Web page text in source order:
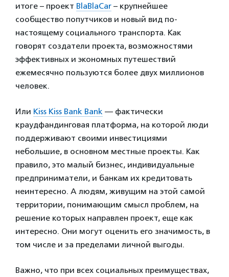
итоге – проект BlaBlaCar – крупнейшее
сообщество попутчиков и новый вид по-
настоящему социального транспорта. Как
говорят создатели проекта, возможностями
эффективных и экономных путешествий
ежемесячно пользуются более двух миллионов
человек.
Или Kiss Kiss Bank Bank — фактически
краудфандинговая платформа, на которой люди
поддерживают своими инвестициями
небольшие, в основном местные проекты. Как
правило, это малый бизнес, индивидуальные
предприниматели, и банкам их кредитовать
неинтересно. А людям, живущим на этой самой
территории, понимающим смысл проблем, на
решение которых направлен проект, еще как
интересно. Они могут оценить его значимость, в
том числе и за пределами личной выгоды.
Важно, что при всех социальных преимуществах,